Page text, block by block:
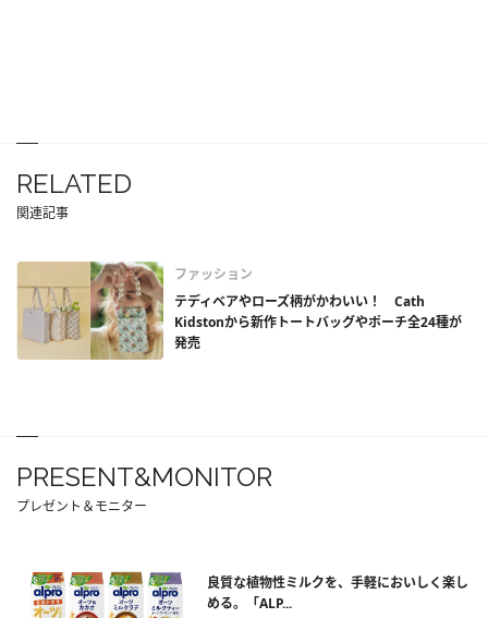
RELATED
関連記事
ファッション
テディベアやローズ柄がかわいい！ Cath
Kidstonから新作トートバッグやポーチ全24種が
発売
PRESENT&MONITOR
プレゼント＆モニター
良質な植物性ミルクを、手軽においしく楽し
める。「ALP...